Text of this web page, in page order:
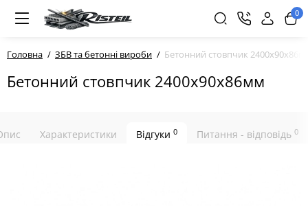
0
Головна ЗБВ та бетонні вироби Бетонний стовпчик
Бетонний стовпчик 2400х90х86мм
Характеристики Відгуки 0 Питання - відповідь 0